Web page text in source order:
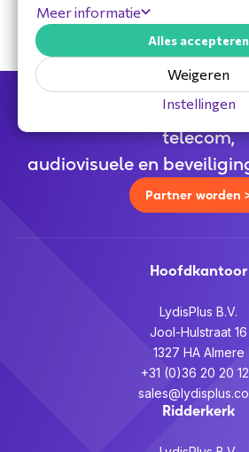
Specialistische distributeur
Jouw full service
telecom,
audiovisuele en
Partner worden
Hoofdkantoor
LydisPlus B.V.
Jool-Hulstraat 16
1327 HA Almere
+31 (0)36 20 20
Ridderkerk
Meer informatie
Instellingen
Weigeren
Alles accepteren